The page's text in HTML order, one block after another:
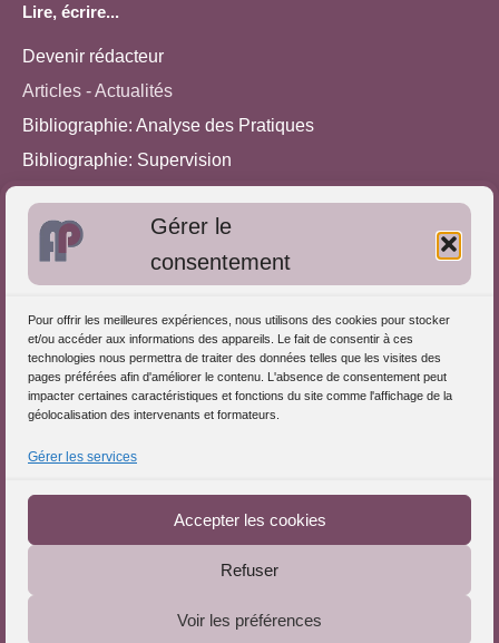
Gérer le
consentement
Pour offrir les meilleures expériences, nous utilisons des cookies pour stocker
et/ou accéder aux informations des appareils. Le fait de consentir à ces
technologies nous permettra de traiter des données telles que les visites des
pages préférées afin d'améliorer le contenu. L'absence de consentement peut
impacter certaines caractéristiques et fonctions du site comme l'affichage de la
géolocalisation des intervenants et formateurs.
Gérer les services
Accepter les cookies
Refuser
Voir les préférences
Lire, écrire...
Devenir rédacteur
Articles - Actualités
Bibliographie: Analyse des Pratiques
Bibliographie: Supervision
Approches de l'Analyse des pratiques
S'inscrire dans l'Annuaire
Publiez vos formations
Charte déontologique
Le Portail de l'Analyse des Pratiques © 2025 - Tous droits